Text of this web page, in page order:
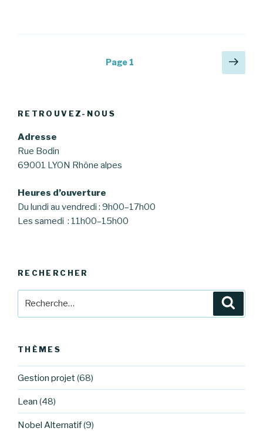
Page 1
RETROUVEZ-NOUS
Adresse
Rue Bodin
69001 LYON Rhône alpes
Heures d’ouverture
Du lundi au vendredi : 9h00–17h00
Les samedi : 11h00–15h00
RECHERCHER
THÈMES
Gestion projet(68)
Lean (48)
Nobel Alternatif(9)